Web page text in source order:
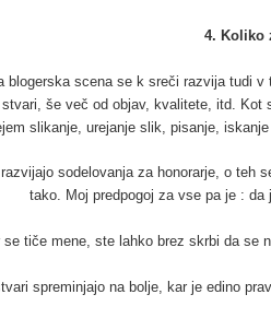
4. Koliko
blogerska scena se k sreči razvija tudi
stvari, še več od objav, kvalitete, itd.
slikanje, urejanje slik, pisanje,
sodelovanja za honorarje, o teh
tako. Moj predpogoj za vse pa je :
se tiče mene, ste lahko brez skrbi da se
spreminjajo na bolje, kar je edino